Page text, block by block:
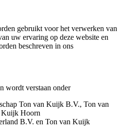
gebruikt voor het verwerken van
uw ervaring op deze website en
beschreven in ons
wordt verstaan onder
Ton van Kuijk B.V., Ton van
Kuijk Hoorn
B.V. en Ton van Kuijk